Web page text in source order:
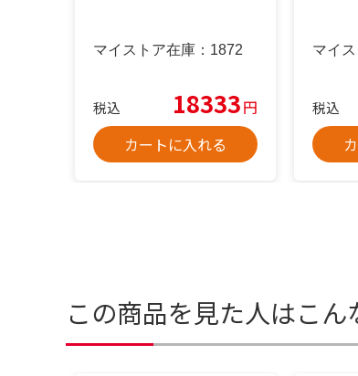
マイストア在庫： 1872
税込 18333円
カートに入れる
マイス
税込
この商品を見た人はこ